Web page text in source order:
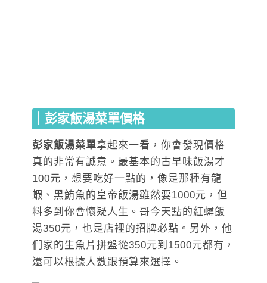
｜彭家飯湯菜單價格
彭家飯湯菜單拿起來一看，你會發現價格
真的非常有誠意。最基本的古早味飯湯才
100元，想要吃好一點的，像是那種有龍
蝦、黑鮪魚的皇帝飯湯雖然要1000元，但
料多到你會懷疑人生。哥今天點的紅蟳飯
湯350元，也是店裡的招牌必點。另外，他
們家的生魚片拼盤從350元到1500元都有，
還可以根據人數跟預算來選擇。